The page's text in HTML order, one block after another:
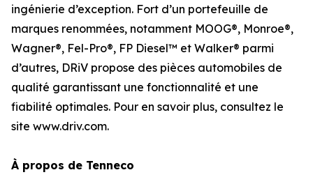
ingénierie d’exception. Fort d’un portefeuille de
marques renommées, notamment MOOG®, Monroe®,
Wagner®, Fel-Pro®, FP Diesel™ et Walker® parmi
d’autres, DRiV propose des pièces automobiles de
qualité garantissant une fonctionnalité et une
fiabilité optimales. Pour en savoir plus, consultez le
site www.driv.com.
À propos de Tenneco